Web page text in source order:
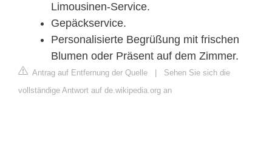
Limousinen-Service.
Gepäckservice.
Personalisierte Begrüßung mit frischen
Blumen oder Präsent auf dem Zimmer.
Antrag auf Entfernung der Quelle
Sehen Sie sich die
vollständige Antwort auf de.wikipedia.org an